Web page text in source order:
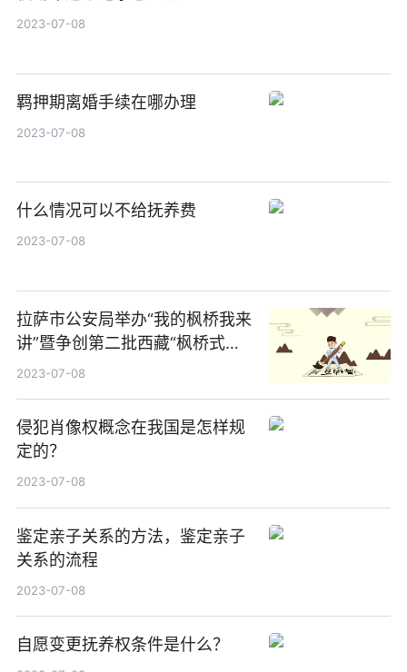
2023-07-08
羁押期离婚手续在哪办理
2023-07-08
什么情况可以不给抚养费
2023-07-08
拉萨市公安局举办“我的枫桥我来
讲”暨争创第二批西藏“枫桥式公
安派出所”主题演讲比武竞赛活动
2023-07-08
侵犯肖像权概念在我国是怎样规
定的？
2023-07-08
鉴定亲子关系的方法，鉴定亲子
关系的流程
2023-07-08
自愿变更抚养权条件是什么？